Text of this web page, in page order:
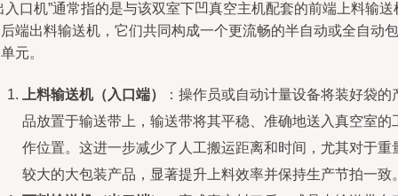
入口机”通常指的是与该双室下凹真空主机配套的前端上料输送
端出料输送机，它们共同构成一个更流畅的半自动或全自动包
元。
上料输送机（入口端）
：操作员或自动计量设备将装好袋的
品放置于输送带上，输送带将其平稳、准确地送入真空室的
作位置。这进一步减少了人工搬运距离和时间，尤其对于重
较大的大包装产品，显著提升上料效率并保持生产节拍一致